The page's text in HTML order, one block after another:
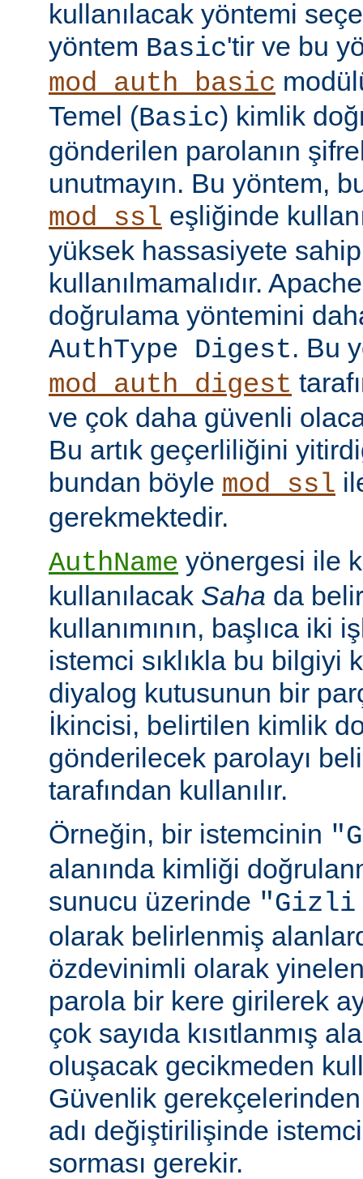
kullanılacak yöntemi
yöntem Basic'tir ve bu
mod_auth_basic
Temel (Basic) kimlik
gönderilen parolanın
unutmayın. Bu yöntem,
mod_ssl eşliğinde
yüksek hassasiyete
kullanılmamalıdır.
doğrulama yöntemini
AuthType Digest. Bu
mod_auth_digest
ve çok daha güvenli
Bu artık geçerliliğini
bundan böyle mod_ssl
gerekmektedir.
AuthName yönergesi ile
kullanılacak Saha da
kullanımının, başlıca iki
istemci sıklıkla bu bilgiyi
diyalog kutusunun bir
İkincisi, belirtilen kimlik
gönderilecek parolayı
tarafından kullanılır.
Örneğin, bir istemcinin
alanında kimliği
sunucu üzerinde "Gizli
olarak belirlenmiş
özdevinimli olarak
parola bir kere girilerek
çok sayıda kısıtlanmış
oluşacak gecikmeden
Güvenlik
adı değiştirilişinde
sorması gerekir.